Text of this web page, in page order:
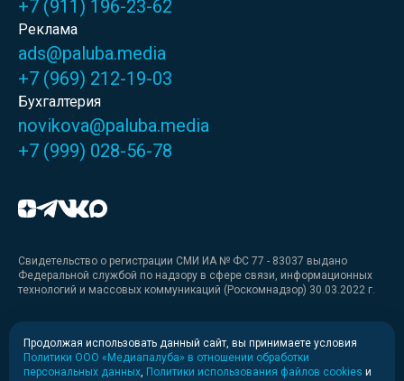
+7 (911) 196-23-62
Реклама
ads@paluba.media
+7 (969) 212-19-03
Бухгалтерия
novikova@paluba.media
+7 (999) 028-56-78
Свидетельство о регистрации СМИ ИА № ФС 77 - 83037 выдано
Федеральной службой по надзору в сфере связи, информационных
технологий и массовых коммуникаций (Роскомнадзор) 30.03.2022 г.
Медиакит
Медиакит для печати
Продолжая использовать данный сайт, вы принимаете условия
Политики ООО «Медиапалуба» в отношении обработки
персональных данных Политики использования файлов cookies и